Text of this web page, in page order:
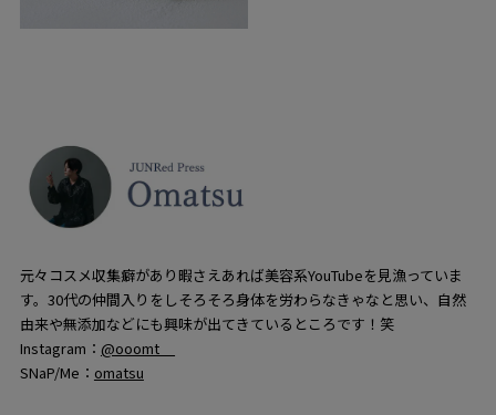
元々コスメ収集癖があり暇さえあれば美容系YouTubeを見漁っていま
す。30代の仲間入りをしそろそろ身体を労わらなきゃなと思い、自然
由来や無添加などにも興味が出てきているところです！笑
Instagram： @ooomt__
SNaP/Me： omatsu